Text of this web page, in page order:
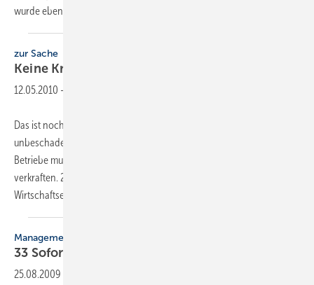
wurde ebenfalls ausgebaut,
zur Sache
Keine Krise weit und
12.05.2010 -
Das ist noch mal gut gegangen. Unser Handwerk ist weitgehend
unbeschadet durch das Krisenjahr 2009 gekommen. Die rund 50000
Betriebe mussten nur einen leichten Umsatzrückgang von 1,1 Prozent
verkraften. 26,5 Milliarden Euro Umsatz stehen zu Buche.
Wirtschaftsexperten nennen das
Management
33 Sofortmaßnahmen gegen die
25.08.2009